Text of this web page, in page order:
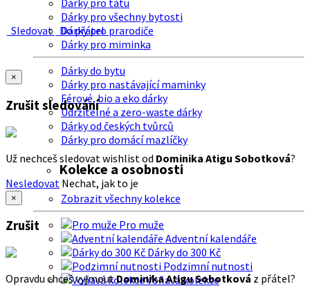
Dárky pro tátu
Dárky pro všechny bytosti
Dárky pro prarodiče
Dárky pro miminka
Dárky do bytu
Dárky pro nastávající maminky
Férové, bio a eko dárky
Udržitelné a zero-waste dárky
Dárky od českých tvůrců
Dárky pro domácí mazlíčky
Kolekce a osobnosti
Zobrazit všechny kolekce
Pro muže
Adventní kalendáře
Dárky do 300 Kč
Podzimní nutnosti
Voňavá kolekce
Sledovat Do přátel
×
Zrušit sledování
Už nechceš sledovat wishlist od Dominika Atigu Sobotková?
Nesledovat Nechat, jak to je
×
Zrušit
Opravdu chceš vyjmoutDominika Atigu Sobotková z přátel?